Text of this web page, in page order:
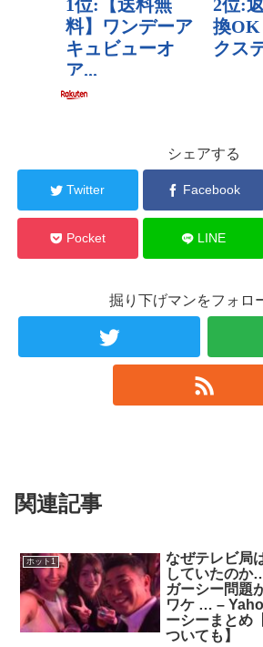
シェアする
Twitter Facebook
Pocket LINE
掘り下げマンをフォロ
関連記事
ホット1
なぜテレビ局
していたのか
ガーシー問題
ワケ … –
ーシーまとめ
ついても】